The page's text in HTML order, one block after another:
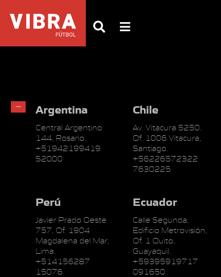
Argentina
Central Argentino
144, Rosario.
+51942199419
S2000
Chile
Av. Vitacura 5250.
Of. 1006 Vitacura,
Santiago.
+56226572322
7630225
Perú
Javier Prado Oeste
757, Of. 1904
Magdalena del Mar,
Lima.
+514156287
15076
Ecuador
Calle Segunda,
Edificio Metrovisión,
Of. 1 Quito,
Guayaquil.
+59395919717
091650